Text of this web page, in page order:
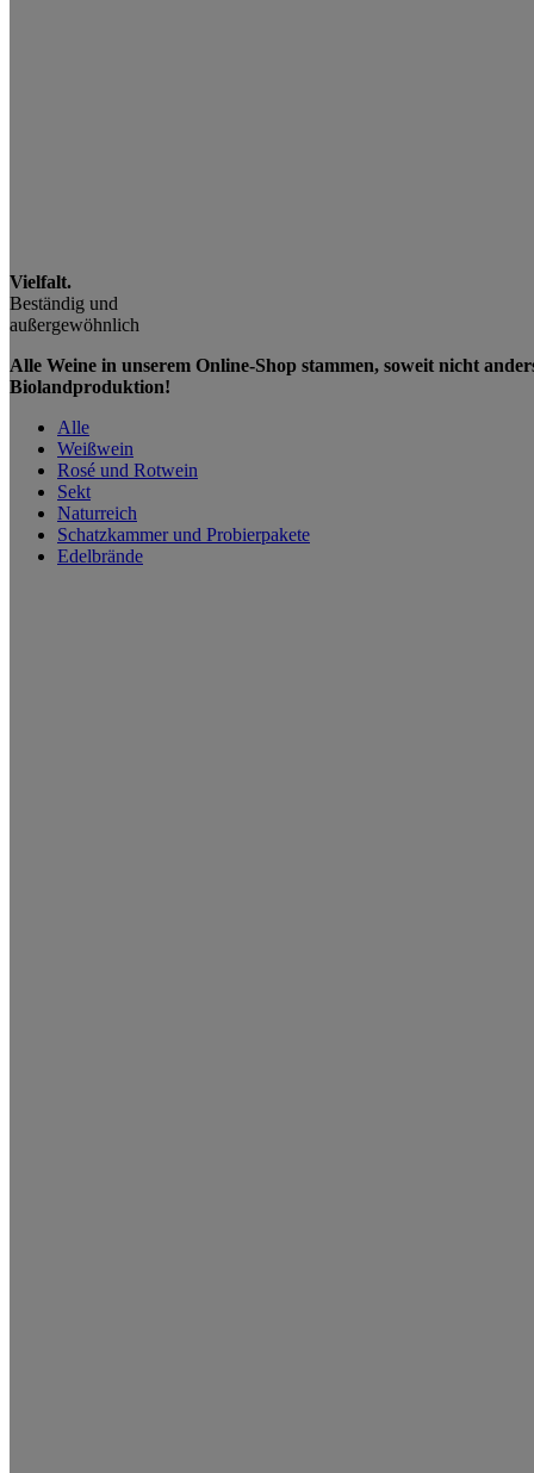
Vielfalt.
Beständig und
außergewöhnlich
Alle Weine in unserem Online-Shop stammen, soweit nicht
Biolandproduktion!
Alle
Weißwein
Rosé und Rotwein
Sekt
Naturreich
Schatzkammer und Probierpakete
Edelbrände